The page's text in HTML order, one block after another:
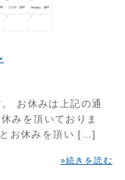
お休みは上記の通
みを頂いておりま
お休みを頂い […]
»続きを読む